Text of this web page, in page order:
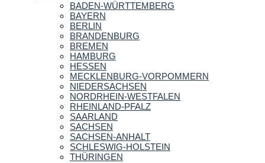
BADEN-WÜRTTEMBERG
BAYERN
BERLIN
BRANDENBURG
BREMEN
HAMBURG
HESSEN
MECKLENBURG-VORPOMMERN
NIEDERSACHSEN
NORDRHEIN-WESTFALEN
RHEINLAND-PFALZ
SAARLAND
SACHSEN
SACHSEN-ANHALT
SCHLESWIG-HOLSTEIN
THÜRINGEN